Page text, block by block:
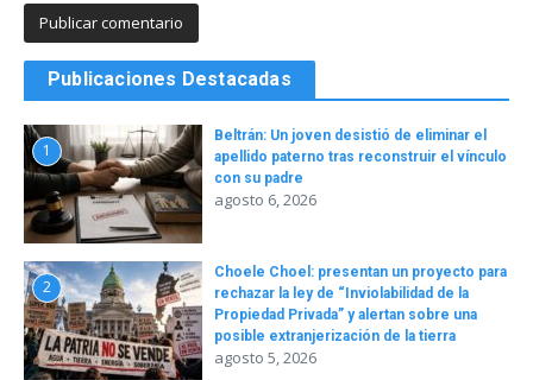
Publicaciones Destacadas
1
Beltrán: Un joven desistió de eliminar el
apellido paterno tras reconstruir el vínculo
con su padre
agosto 6, 2026
2
Choele Choel: presentan un proyecto para
rechazar la ley de “Inviolabilidad de la
Propiedad Privada” y alertan sobre una
posible extranjerización de la tierra
agosto 5, 2026